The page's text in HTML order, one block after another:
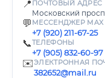
📍 ПОЧТОВЫЙ АДРЕС
Московский
💬 МЕССЕНДЖЕР MAX
+7 (920) 211-67-25
📞ТЕЛЕФОНЫ
+7 (905) 832-60-97
✉️ЭЛЕКТРОННАЯ
382652@mail.ru